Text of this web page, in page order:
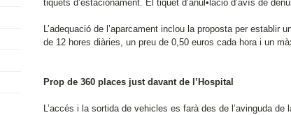
tiquets d’estacionament. El tiquet d’anul•lació d’avís de
L’adequació de l’aparcament inclou la proposta per
de 12 hores diàries, un preu de 0,50 euros cada hora i un
Prop de 360 places just davant de l’Hospital
L’accés i la sortida de vehicles es farà des de l’avinguda